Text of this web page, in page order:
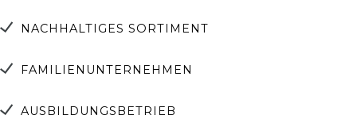
NACHHALTIGES SORTIMENT
FAMILIENUNTERNEHMEN
AUSBILDUNGSBETRIEB